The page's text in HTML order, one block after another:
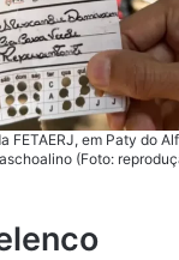
FETAERJ, em Paty do
(Foto: